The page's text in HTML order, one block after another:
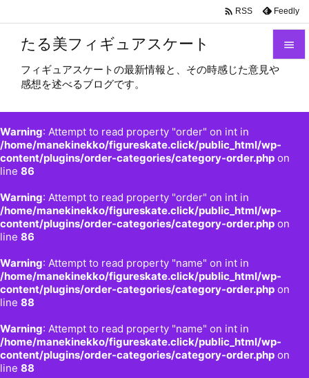
たる美フィギュアスケート
フィギュアスケートの最新情報と、その時感じた意見や
感想を述べるブログです。
Warning: Attempt to read property "order" on int in
/home/manekinekko/figureskate.click/public_html/wp-
content/plugins/order-categories/category-order.php on
line 86
Warning: Attempt to read property "order" on int in
/home/manekinekko/figureskate.click/public_html/wp-
content/plugins/order-categories/category-order.php on
line 86
Warning: Attempt to read property "name" on int in
/home/manekinekko/figureskate.click/public_html/wp-
content/plugins/order-categories/category-order.php on
line 88
Warning: Attempt to read property "name" on int in
/home/manekinekko/figureskate.click/public_html/wp-
content/plugins/order-categories/category-order.php on
line 88


前へ

 RSS Feedly